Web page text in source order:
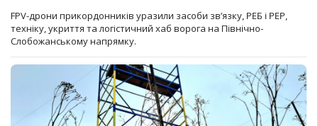
FPV-дрони прикордонників уразили засоби зв’язку, РЕБ і РЕР,
техніку, укриття та логістичний хаб ворога на Північно-
Слобожанському напрямку.